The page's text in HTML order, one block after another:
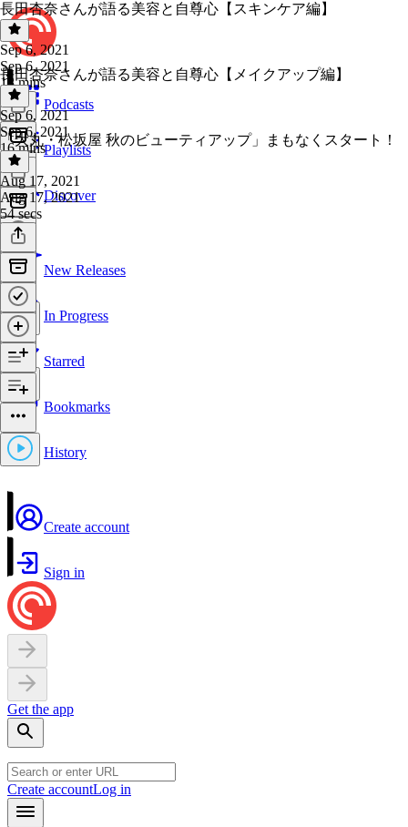
Podcasts
Playlists
Discover
New Releases
In Progress
Starred
Bookmarks
History
Create account
Sign in
Get the app
Create accountLog in
長田杏奈さんが語る美容と自尊心【スキンケア編】
Sep 6, 2021
Sep 6, 2021
18 mins
長田杏奈さんが語る美容と自尊心【メイクアップ編】
Sep 6, 2021
Sep 6, 2021
16 mins
「大丸・松坂屋 秋のビューティアップ」まもなくスタート！
Aug 17, 2021
Aug 17, 2021
54 secs